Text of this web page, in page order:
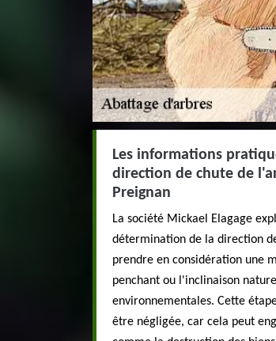
Les informations
direction de chute de
Preignan
La société Mickael Elagage
détermination de la direction
prendre en considération une
penchant ou l'inclinaison
environnementales. Cette
être négligée, car cela peut